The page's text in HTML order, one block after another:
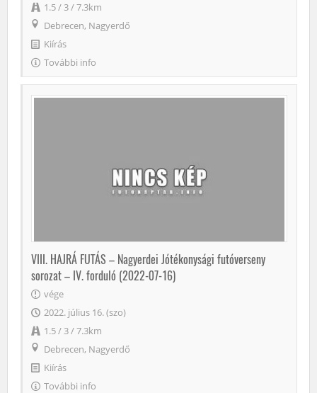
1.5 / 3 / 7.3km
Debrecen, Nagyerdő
Kiírás
További info
VIII. HAJRÁ FUTÁS – Nagyerdei Jótékonysági futóverseny
sorozat – IV. forduló (2022-07-16)
vége
2022. július 16. (szo)
1.5 / 3 / 7.3km
Debrecen, Nagyerdő
Kiírás
További info